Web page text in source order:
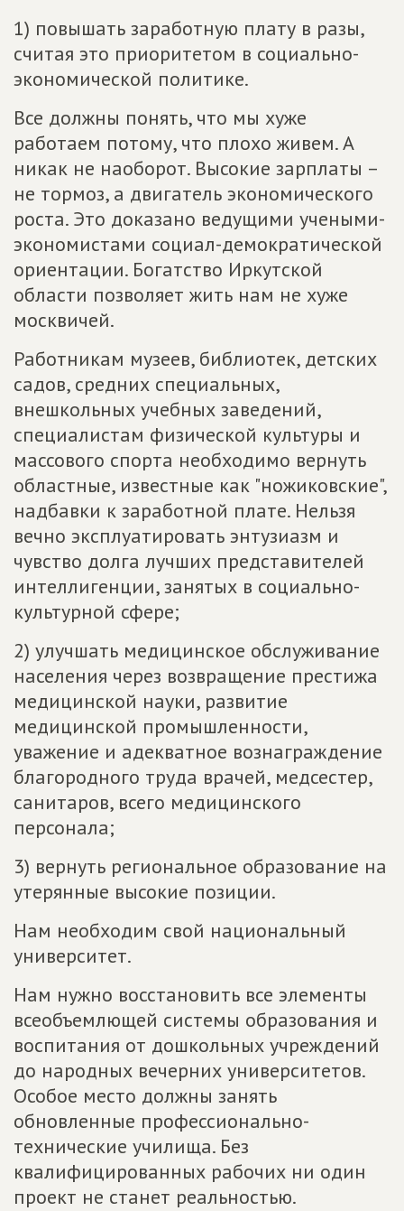
1) повышать заработную плату в разы,
считая это приоритетом в социально-
экономической политике.
Все должны понять, что мы хуже
работаем потому, что плохо живем. А
никак не наоборот. Высокие зарплаты –
не тормоз, а двигатель экономического
роста. Это доказано ведущими учеными-
экономистами социал-демократической
ориентации. Богатство Иркутской
области позволяет жить нам не хуже
москвичей.
Работникам музеев, библиотек, детских
садов, средних специальных,
внешкольных учебных заведений,
специалистам физической культуры и
массового спорта необходимо вернуть
областные, известные как "ножиковские",
надбавки к заработной плате. Нельзя
вечно эксплуатировать энтузиазм и
чувство долга лучших представителей
интеллигенции, занятых в социально-
культурной сфере;
2) улучшать медицинское обслуживание
населения через возвращение престижа
медицинской науки, развитие
медицинской промышленности,
уважение и адекватное вознаграждение
благородного труда врачей, медсестер,
санитаров, всего медицинского
персонала;
3) вернуть региональное образование на
утерянные высокие позиции.
Нам необходим свой национальный
университет.
Нам нужно восстановить все элементы
всеобъемлющей системы образования и
воспитания от дошкольных учреждений
до народных вечерних университетов.
Особое место должны занять
обновленные профессионально-
технические училища. Без
квалифицированных рабочих ни один
проект не станет реальностью.